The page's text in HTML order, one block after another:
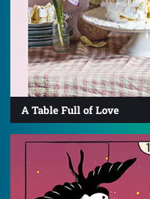
A Table Full of Love